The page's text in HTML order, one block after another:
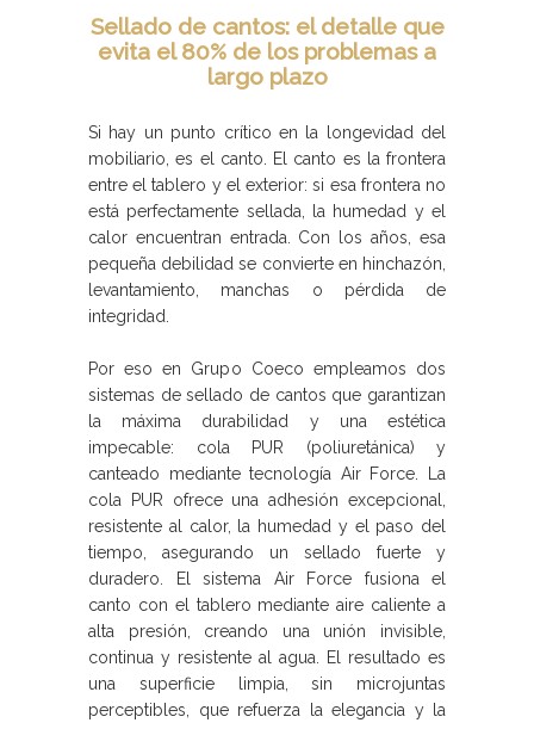
Sellado de cantos: el detalle que
evita el 80% de los problemas a
largo plazo
Si hay un punto crítico en la longevidad del
mobiliario, es el canto. El canto es la frontera
entre el tablero y el exterior: si esa frontera no
está perfectamente sellada, la humedad y el
calor encuentran entrada. Con los años, esa
pequeña debilidad se convierte en hinchazón,
levantamiento, manchas o pérdida de
integridad.
Por eso en Grupo Coeco empleamos dos
sistemas de sellado de cantos que garantizan
la máxima durabilidad y una estética
impecable: cola PUR (poliuretánica) y
canteado mediante tecnología Air Force. La
cola PUR ofrece una adhesión excepcional,
resistente al calor, la humedad y el paso del
tiempo, asegurando un sellado fuerte y
duradero. El sistema Air Force fusiona el
canto con el tablero mediante aire caliente a
alta presión, creando una unión invisible,
continua y resistente al agua. El resultado es
una superficie limpia, sin microjuntas
perceptibles, que refuerza la elegancia y la